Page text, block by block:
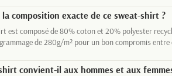
composition exacte de ce sweat-shirt ?
est composé de 80% coton et 20% polyester
de 280g/m² pour un bon compromis
convient-il aux hommes et aux